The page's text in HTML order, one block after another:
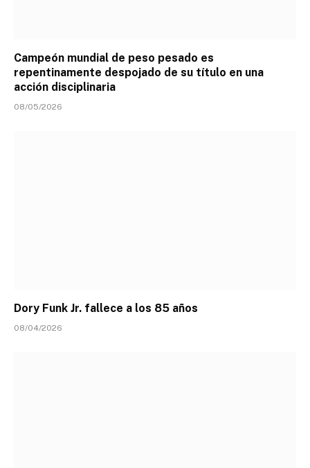
Campeón mundial de peso pesado es
repentinamente despojado de su título en una
acción disciplinaria
08/05/2026
Dory Funk Jr. fallece a los 85 años
08/04/2026